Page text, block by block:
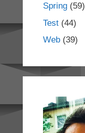
Spring(59)
Test(44)
Web(39)